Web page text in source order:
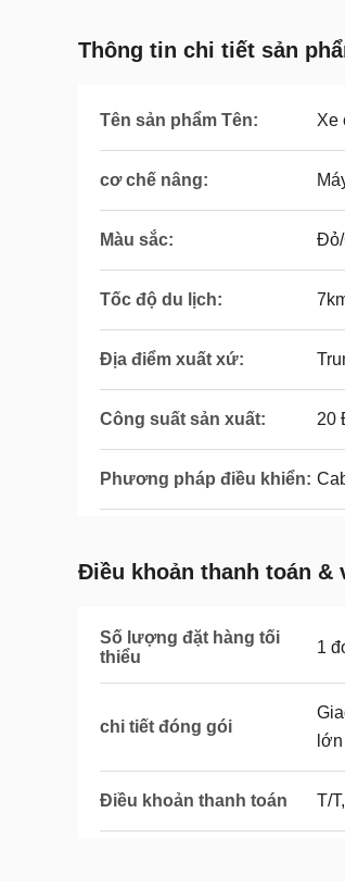
Thông tin chi tiết sản
Tên sản phẩm Tên: Xe
cơ chế nâng:
Màu sắc: Đỏ/
Tốc độ du lịch:
Địa điểm xuất xứ:
Công suất sản xuất: 20
Phương pháp điều khiển:
Điều khoản thanh toán &
Số lượng đặt hàng tối
thiểu
1
chi tiết đóng gói
lớn
Điều khoản thanh toán T/